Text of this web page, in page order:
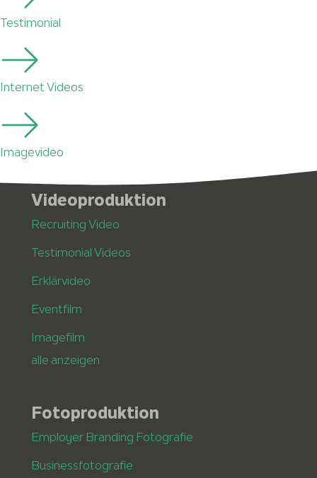
Testimonial
Internet Videos
Imagevideo
Videoproduktion
Recruiting Video
Testimonial Videos
Erklärvideo
Eventfilm
Imagefilm
alle anzeigen
Fotoproduktion
Employer Branding Fotografie
Businessfotografie